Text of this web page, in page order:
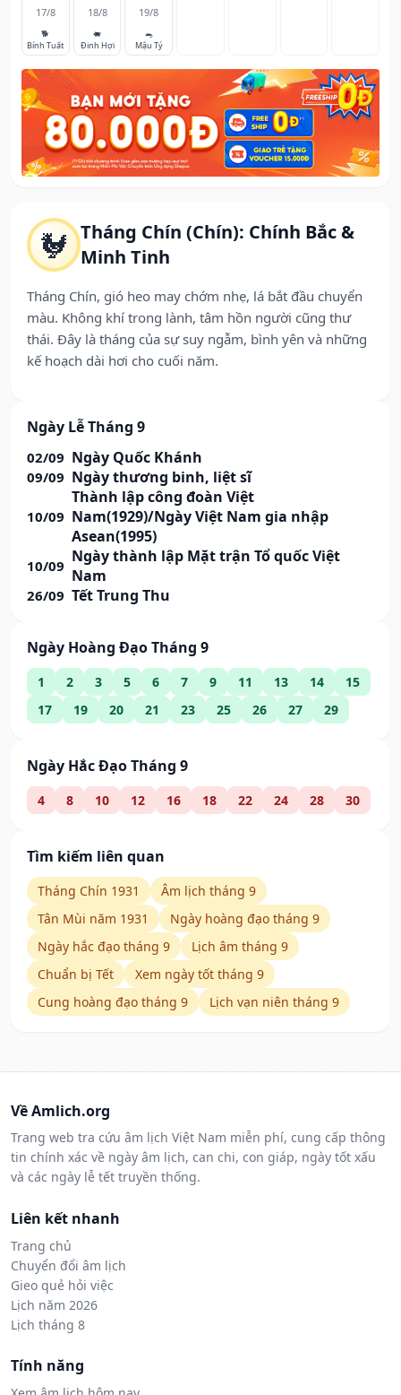
🐓 Tháng Chín (Chín): Chính Bắc &
Minh Tinh
Tháng Chín, gió heo may chớm nhẹ, lá bắt đầu chuyển
màu. Không khí trong lành, tâm hồn người cũng thư
thái. Đây là tháng của sự suy ngẫm, bình yên và những
kế hoạch dài hơi cho cuối năm.
Ngày Lễ Tháng 9
02/09 Ngày Quốc Khánh
09/09 Ngày thương binh, liệt sĩ
10/09
Thành lập công đoàn Việt
Nam(1929)/Ngày Việt Nam gia nhập
Asean(1995)
10/09 Ngày thành lập Mặt trận Tổ quốc Việt
Nam
26/09 Tết Trung Thu
Ngày Hoàng Đạo Tháng 9
1 2 3 5 6 7 9 11 13 14
15
17
19 20 21 23 25 26 27 29
Ngày Hắc Đạo Tháng 9
4 8 10 12 16 18 22 24 28 30
Tìm kiếm liên quan
Tháng Chín 1931
Âm lịch tháng 9
Tân Mùi năm 1931
Ngày hoàng đạo tháng 9
Ngày hắc đạo tháng 9
Lịch âm tháng 9
Chuẩn bị Tết
Xem ngày tốt tháng 9
Cung hoàng đạo tháng 9
Lịch vạn niên tháng 9
17/8
🐕
Bính Tuất
18/8
🐖
Đinh Hợi
19/8
🐀
Mậu Tý
Về Amlich.org
Trang web tra cứu âm lịch Việt Nam miễn phí, cung cấp thông
tin chính xác về ngày âm lịch, can chi, con giáp, ngày tốt xấu
và các ngày lễ tết truyền thống.
Liên kết nhanh
Trang chủ
Chuyển đổi âm lịch
Gieo quẻ hỏi việc
Lịch năm 2026
Lịch tháng 8
Tính năng